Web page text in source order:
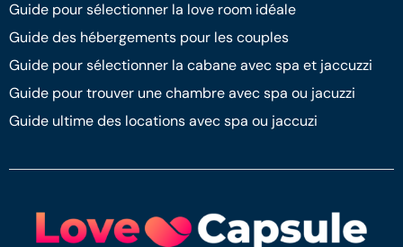
Guide pour sélectionner la love room idéale
Guide des hébergements pour les couples
Guide pour sélectionner la cabane avec spa et jaccuzzi
Guide pour trouver une chambre avec spa ou jacuzzi
Guide ultime des locations avec spa ou jaccuzi